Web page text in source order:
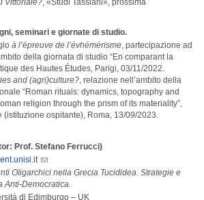
Vittoriale?, «Studi Tassiani», prossima
seminari e giornate di studio.
à l’épreuve de l’évhémérisme, partecipazione ad
della giornata di studio “En comparant la
des Hautes Études, Parigi, 03/11/2022.
and (agri)culture?, relazione nell’ambito della
“Roman rituals: dynamics, topography and
religion through the prism of its materiality”,
(istituzione ospitante), Roma, 13/09/2023.
Prof. Stefano Ferrucci)
Oligarchici nella Grecia Tucididea. Strategie e
Anti-Democratica.
di Edimburgo – UK